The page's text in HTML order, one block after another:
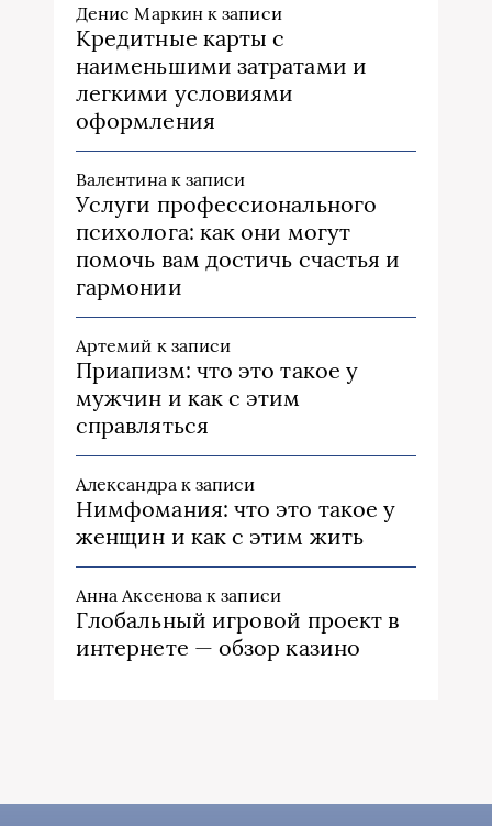
Денис Маркинк записи
Кредитные карты с
наименьшими затратами и
легкими условиями
оформления
Валентина к записи
Услуги профессионального
психолога: как они могут
помочь вам достичь счастья и
гармонии
Артемий к записи
Приапизм: что это такое у
мужчин и как с этим
справляться
Александра к записи
Нимфомания: что это такое у
женщин и как с этим жить
Анна Аксенова к записи
Глобальный игровой проект в
интернете — обзор казино